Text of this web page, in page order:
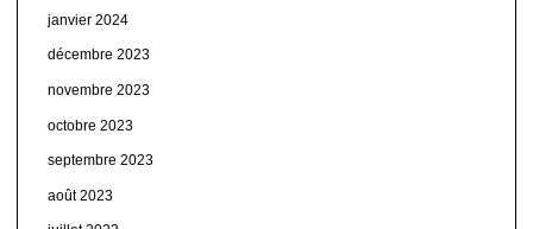
janvier 2024
décembre 2023
novembre 2023
octobre 2023
septembre 2023
août 2023